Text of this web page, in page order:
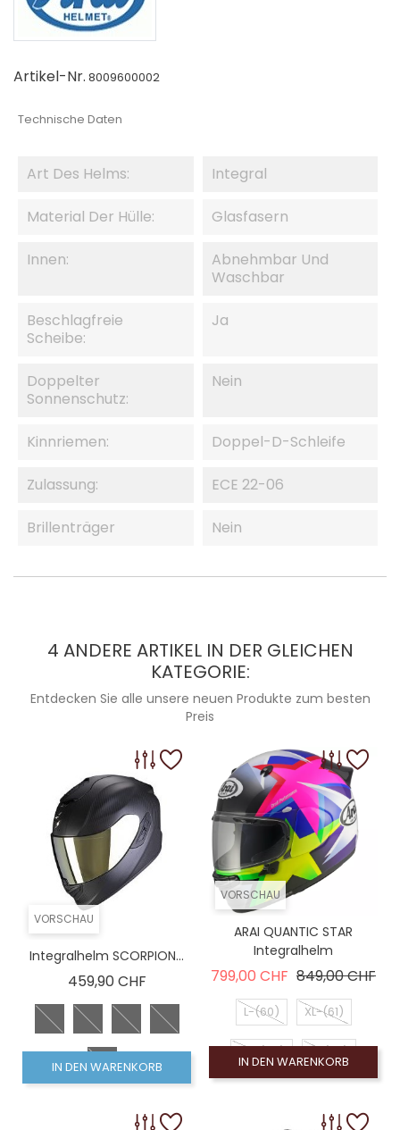
Artikel-Nr. 8009600002
Technische Daten
Art Des Helms: Integral
Material Der Hülle: Glasfasern
Innen:
Abnehmbar Und
Waschbar
Beschlagfreie
Scheibe:
Ja
Doppelter
Sonnenschutz:
Nein
Kinnriemen: Doppel-D-Schleife
Zulassung: ECE 22-06
Brillenträger Nein
4 ANDERE ARTIKEL IN DER GLEICHEN
KATEGORIE:
Entdecken Sie alle unsere neuen Produkte zum besten
Preis
VORSCHAU
Integralhelm SCORPION...
459,90 CHFPreis
IN DEN WARENKORB
VORSCHAU
ARAI QUANTIC STAR
Integralhelm
799,00 CHF Verkaufspreis
849,00 CHF
L-(60) XL-(61)
XS-(54) S-(56)
IN DEN WARENKORB